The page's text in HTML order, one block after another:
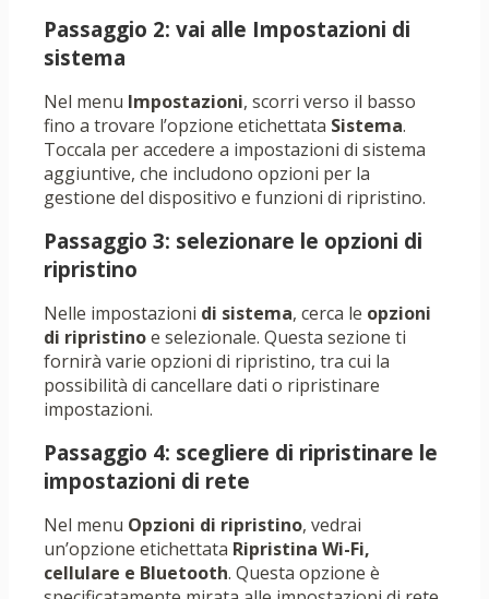
Passaggio 2: vai alle Impostazioni di
sistema
Nel menu Impostazioni, scorri verso il basso
fino a trovare l’opzione etichettata Sistema.
Toccala per accedere a impostazioni di sistema
aggiuntive, che includono opzioni per la
gestione del dispositivo e funzioni di ripristino.
Passaggio 3: selezionare le opzioni di
ripristino
Nelle impostazioni di sistema, cerca le opzioni
di ripristinoe selezionale. Questa sezione ti
fornirà varie opzioni di ripristino, tra cui la
possibilità di cancellare dati o ripristinare
impostazioni.
Passaggio 4: scegliere di ripristinare le
impostazioni di rete
Nel menu Opzioni di ripristino, vedrai
un’opzione etichettata Ripristina Wi-Fi,
cellulare e Bluetooth. Questa opzione è